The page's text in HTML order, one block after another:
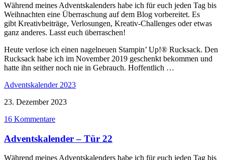
Während meines Adventskalenders habe ich für euch jeden Tag bis
Weihnachten eine Überraschung auf dem Blog vorbereitet. Es
gibt Kreativbeiträge, Verlosungen, Kreativ-Challenges oder etwas
ganz anderes. Lasst euch überraschen!
Heute verlose ich einen nagelneuen Stampin’ Up!® Rucksack. Den
Rucksack habe ich im November 2019 geschenkt bekommen und
hatte ihn seither noch nie in Gebrauch. Hoffentlich …
Adventskalender 2023
23. Dezember 2023
16 Kommentare
Adventskalender – Tür 22
Während meines Adventskalenders habe ich für euch jeden Tag bis